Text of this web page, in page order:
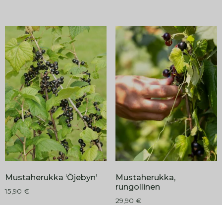
Mustaherukka ‘Öjebyn’
15,90 €
Mustaherukka,
rungollinen
29,90 €